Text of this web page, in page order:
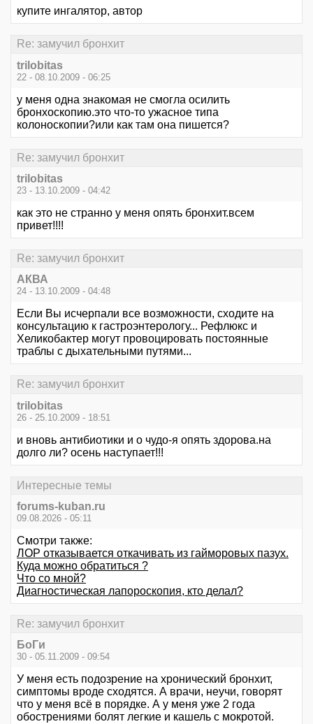
купите ингалятор, автор
Re: замучил бронхит
trilobitas
22 - 08.10.2009 - 06:25
у меня одна знакомая не смогла осилить
бронхоскопию.это что-то ужасное типа
колоноскопии?или как там она пишется?
Re: замучил бронхит
trilobitas
23 - 13.10.2009 - 04:42
как это не странно у меня опять бронхит.всем
привет!!!!
Re: замучил бронхит
АКВА
24 - 13.10.2009 - 04:48
Если Вы исчерпали все возможности, сходите на
консультацию к гастроэнтерологу... Рефлюкс и
Хеликобактер могут провоцировать постоянные
траблы с дыхательными путями...
Re: замучил бронхит
trilobitas
26 - 25.10.2009 - 18:51
и вновь антибиотики и о чудо-я опять здорова.на
долго ли? осень наступает!!!
Интересные темы
forums-kuban.ru
09.08.2026 - 05:11
Смотри также:
ЛОР отказывается откачивать из гайморовых пазух.
Куда можно обратиться ?
Что со мной?
Диагностическая лапороскопия, кто делал?
Re: замучил бронхит
БоГи
30 - 05.11.2009 - 09:54
У меня есть подозрение на хронический бронхит,
симптомы вроде сходятся. А врачи, неучи, говорят
что у меня всё в порядке. А у меня уже 2 года
обострениями болят легкие и кашель с мокротой.